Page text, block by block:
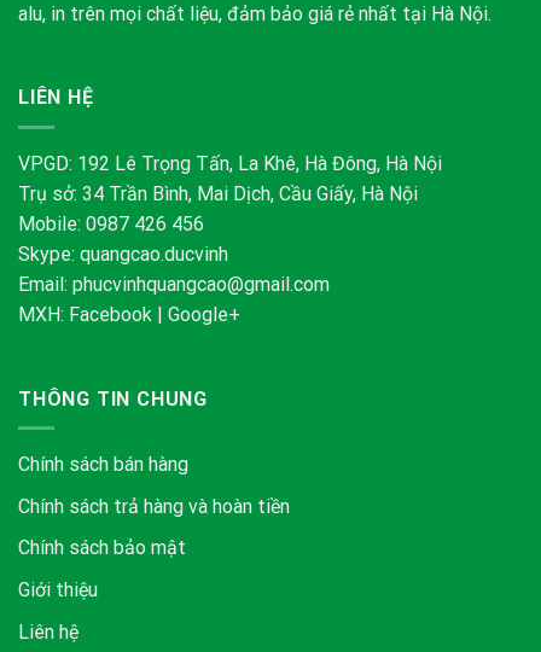
alu, in trên mọi chất liệu, đảm bảo giá rẻ nhất tại Hà Nội.
LIÊN HỆ
VPGD: 192 Lê Trọng Tấn, La Khê, Hà Đông, Hà Nội
Trụ sở: 34 Trần Bình, Mai Dịch, Cầu Giấy, Hà Nội
Mobile: 0987 426 456
Skype: quangcao.ducvinh
Email: phucvinhquangcao@gmail.com
MXH: Facebook | Google+
THÔNG TIN CHUNG
Chính sách bán hàng
Chính sách trả hàng và hoàn tiền
Chính sách bảo mật
Giới thiệu
Liên hệ